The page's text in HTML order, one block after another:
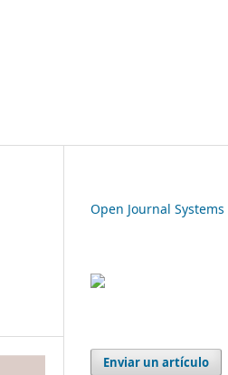
Open Journal Systems
Enviar un artículo